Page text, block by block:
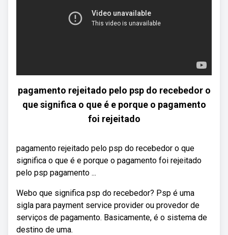
pagamento rejeitado pelo psp do recebedor o
que significa o que é e porque o pagamento
foi rejeitado
pagamento rejeitado pelo psp do recebedor o que
significa o que é e porque o pagamento foi rejeitado
pelo psp pagamento ...
Webo que significa psp do recebedor? Psp é uma
sigla para payment service provider ou provedor de
serviços de pagamento. Basicamente, é o sistema de
destino de uma.